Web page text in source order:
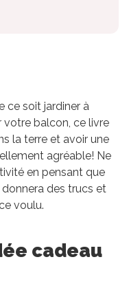
ce soit jardiner à
votre balcon, ce livre
la terre et avoir une
agréable! Ne
en pensant que
des trucs et
voulu.
cadeau